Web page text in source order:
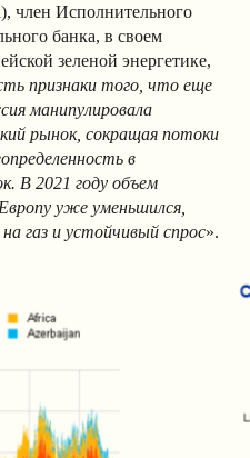
член Исполнительного
банка, в своем
зеленой энергетике,
признаки того, что еще
манипулировала
рынок, сокращая потоки
в
В 2021 году объем
уже уменьшился,
газ и устойчивый спрос».